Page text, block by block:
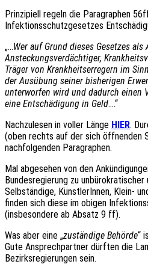
Prinzipiell regeln die Paragraphen
Infektionsschutzgesetzes
„…Wer auf Grund dieses Gesetzes als
Ansteckungsverdächtiger,
Träger von Krankheitserregern im
der Ausübung seiner bisherigen
unterworfen wird und dadurch einen
eine Entschädigung in Geld….“
Nachzulesen in voller Länge HIER.
(oben rechts auf der sich öffnenden
nachfolgenden Paragraphen.
Mal abgesehen von den
Bundesregierung zu
Selbständige, KünstlerInnen, Klein-
finden sich diese im obigen
(insbesondere ab Absatz 9 ff).
Was aber eine „zuständige Behörde“
Gute Ansprechpartner dürften die
Bezirksregierungen sein.